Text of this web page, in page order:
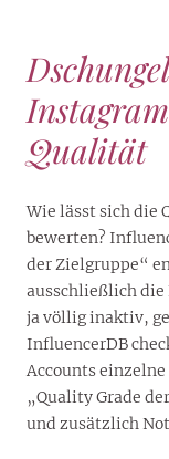
Qualität
Wie lässt sich die
bewerten?
der Zielgruppe“
ausschließlich
ja völlig inaktiv,
InfluencerDB
Accounts
„Quality Grade
und zusätzlich